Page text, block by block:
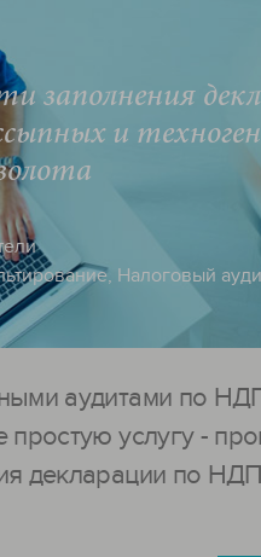
заполнения
и
, Налоговый
аудитами по
услугу -
декларации по